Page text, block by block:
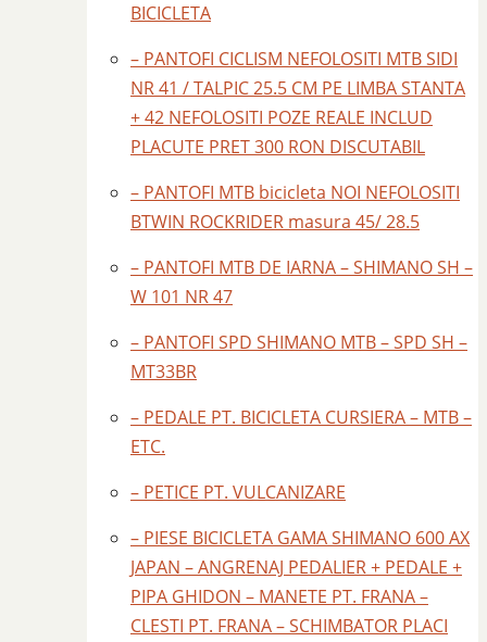
BICICLETA
– PANTOFI CICLISM NEFOLOSITI MTB SIDI
NR 41 / TALPIC 25.5 CM PE LIMBA STANTA
+ 42 NEFOLOSITI POZE REALE INCLUD
PLACUTE PRET 300 RON DISCUTABIL
– PANTOFI MTB bicicleta NOI NEFOLOSITI
BTWIN ROCKRIDER masura 45/ 28.5
– PANTOFI MTB DE IARNA – SHIMANO SH –
W 101 NR 47
– PANTOFI SPD SHIMANO MTB – SPD SH –
MT33BR
– PEDALE PT. BICICLETA CURSIERA – MTB –
ETC.
– PETICE PT. VULCANIZARE
– PIESE BICICLETA GAMA SHIMANO 600 AX
JAPAN – ANGRENAJ PEDALIER + PEDALE +
PIPA GHIDON – MANETE PT. FRANA –
CLESTI PT. FRANA – SCHIMBATOR PLACI